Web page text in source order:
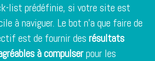
list prédéfinie, si votre site est
à naviguer. Le bot n’a que faire de
est de fournir desrésultats
à compulserpour les